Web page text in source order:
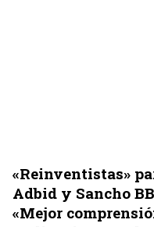
«Reinventistas»
Adbid y Sancho
«Mejor